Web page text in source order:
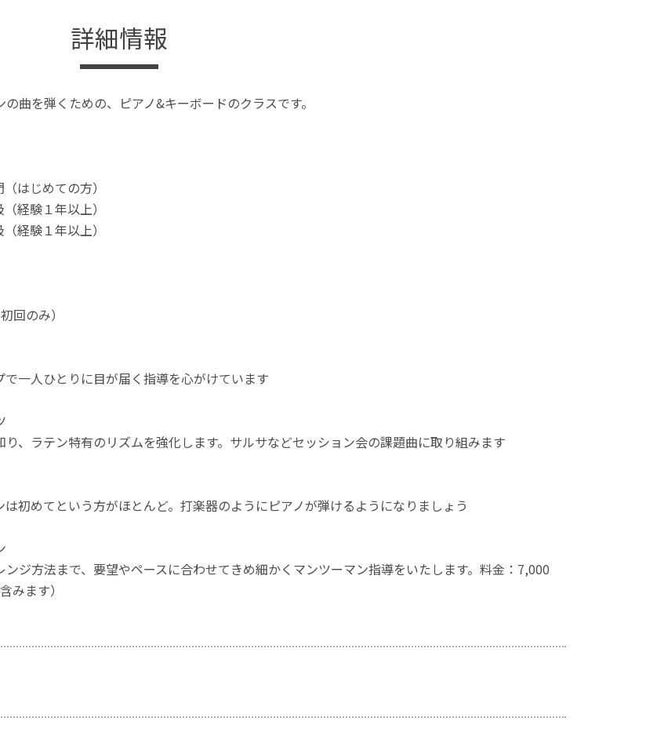
詳細情報
曲を弾くための、ピアノ&キーボードのクラスです。
じめての方）
経験１年以上）
経験１年以上）
のみ）
で一人ひとりに目が届く指導を心がけています
り、ラテン特有のリズムを強化します。サルサなどセッション会の課題曲に取り組みます
初めてという方がほとんど。打楽器のようにピアノが弾けるようになりましょう
ジ方法まで、要望やペースに合わせてきめ細かくマンツーマン指導をいたします。料金：7,000
みます）